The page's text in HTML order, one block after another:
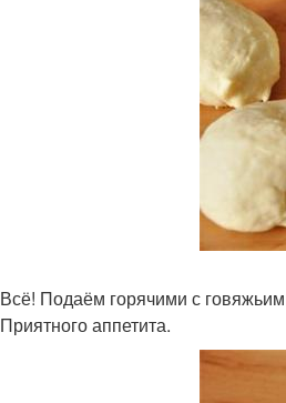
Всё! Подаём горячими с
Приятного аппетита.